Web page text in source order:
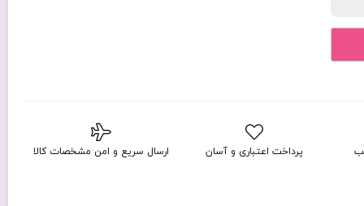
پرداخت اعتباری و آسان ارسال سریع و امن مشخصات کالا